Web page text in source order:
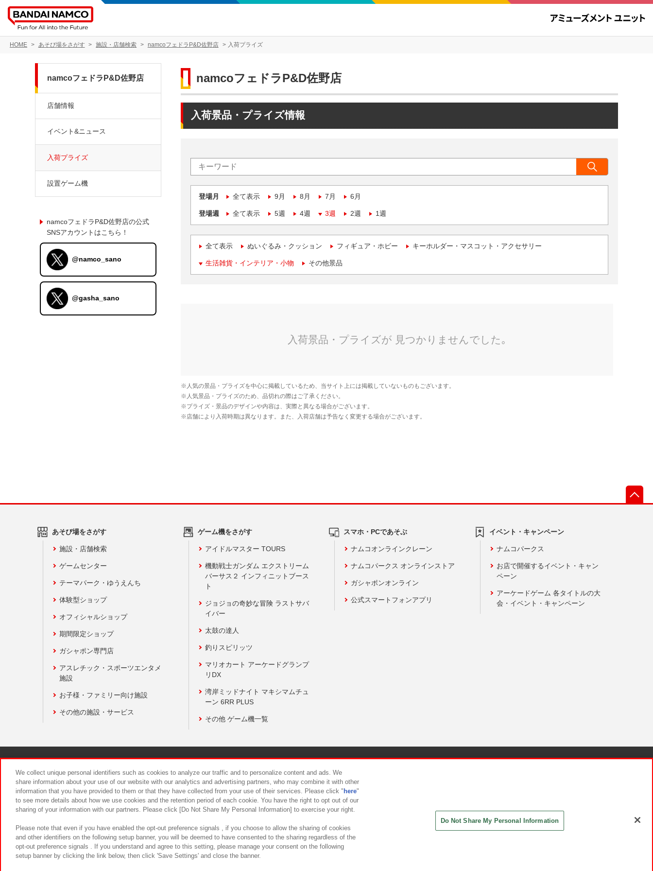
HOME あそび場をさがす 施設・店舗検索 namcoフェドラP&D佐野店 入荷プライズ
namcoフェドラP&D佐野店
入荷景品・プライズ情報
登場月 全て表示 9月 8月 7月 6月
登場週 全て表示 5週 4週 3週 2週 1週
全て表示 ぬいぐるみ・クッション フィギュア・ホビー キーホルダー・マスコット・アクセサリー
生活雑貨・インテリア・小物 その他景品
namcoフェドラP&D佐野店
店舗情報
イベント&ニュース
入荷プライズ
設置ゲーム機
namcoフェドラP&D佐野店の公式
SNSアカウントはこちら！
@namco_sano
@gasha_sano
あそび場をさがす
施設・店舗検索
ゲームセンター
テーマパーク・ゆうえんち
体験型ショップ
オフィシャルショップ
期間限定ショップ
ガシャポン専門店
アスレチック・スポーツエンタメ
施設
お子様・ファミリー向け施設
その他の施設・サービス
ゲーム機をさがす
アイドルマスター TOURS
機動戦士ガンダム エクストリーム
バーサス２ インフィニットブース
ト
ジョジョの奇妙な冒険 ラストサバ
イバー
太鼓の達人
釣りスピリッツ
マリオカート アーケードグランプ
リDX
湾岸ミッドナイト マキシマムチュ
ーン 6RR PLUS
その他 ゲーム機一覧
スマホ・PCであそぶ
ナムコオンラインクレーン
ナムコパークス オンラインストア
ガシャポンオンライン
公式スマートフォンアプリ
イベント・キャンペーン
ナムコパークス
お店で開催するイベント・キャン
ペーン
アーケードゲーム 各タイトルの大
会・イベント・キャンペーン
食品のご提供について カスタマーハラスメント対応方針
We collect unique personal identifiers such as cookies to analyze our traffic and to personalize content and ads. We
share information about your use of our website with our analytics and advertising partners, who may combine it with other
information that you have provided to them or that they have collected from your use of their services. Please click " here"
to see more details about how we use cookies and the retention period of each cookie. You have the right to opt out of our
sharing of your information with our partners. Please click [Do Not Share My Personal Information] to exercise your right.
Please note that even if you have enabled the opt-out preference signals , if you choose to allow the sharing of cookies
and other identifiers on the following setup banner, you will be deemed to have consented to the sharing regardless of the
opt-out preference signals . If you understand and agree to this setting, please manage your consent on the following
setup banner by clicking the link below, then click 'Save Settings' and close the banner.
Do Not Share My Personal Information